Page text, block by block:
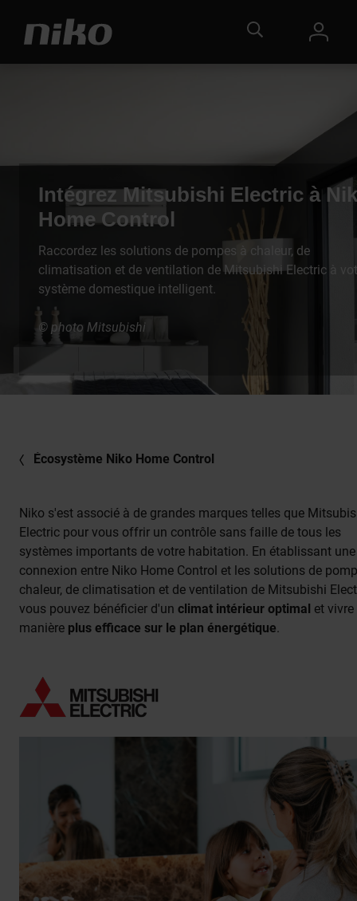
Intégrez Mitsubishi Electric à
Home Control
Raccordez les solutions de pompes à chaleur, de
climatisation et de ventilation de Mitsubishi Electric à
système domestique intelligent.
© photo Mitsubishi
Écosystème Niko Home Control
Niko s'est associé à de grandes marques telles que
Electric pour vous offrir un contrôle sans faille de tous les
systèmes importants de votre habitation. En établissant une
connexion entre Niko Home Control et les solutions de
chaleur, de climatisation et de ventilation de Mitsubishi
vous pouvez bénéficier d'un climat intérieur optimal et vivre
manière plus efficace sur le plan énergétique.